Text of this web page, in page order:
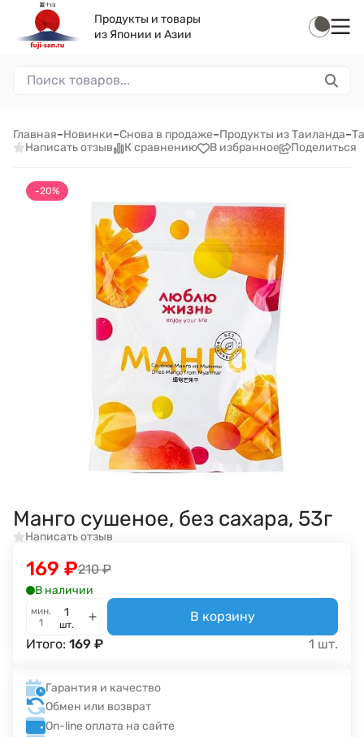
Продукты и товары
из Японии и Азии
Главная–Новинки–Снова в продаже–Продукты из Таиланда–
Написать отзыв
К сравнению В избранное Поделиться
-20%
Манго сушеное, без сахара, 53г
Написать отзыв
210 ₽
169 ₽
В наличии
мин.
1
шт.
В корзину
Итого: 169 ₽ 1 шт.
Гарантия и качество
Обмен или возврат
On-line оплата на сайте